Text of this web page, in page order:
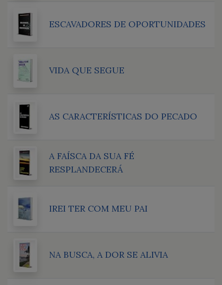
ESCAVADORES DE OPORTUNIDADES
VIDA QUE SEGUE
AS CARACTERÍSTICAS DO PECADO
A FAÍSCA DA SUA FÉ
RESPLANDECERÁ
IREI TER COM MEU PAI
NA BUSCA, A DOR SE ALIVIA